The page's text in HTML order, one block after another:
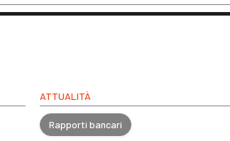
Articoli
ATTUALITÀ
Rapporti bancari